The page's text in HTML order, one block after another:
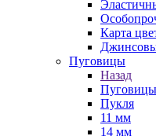
Карта
Пуговицы
Назад
Пуговицы
Пукля
11 мм
14 мм